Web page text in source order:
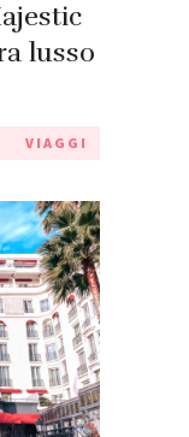
lusso
VIAGGI